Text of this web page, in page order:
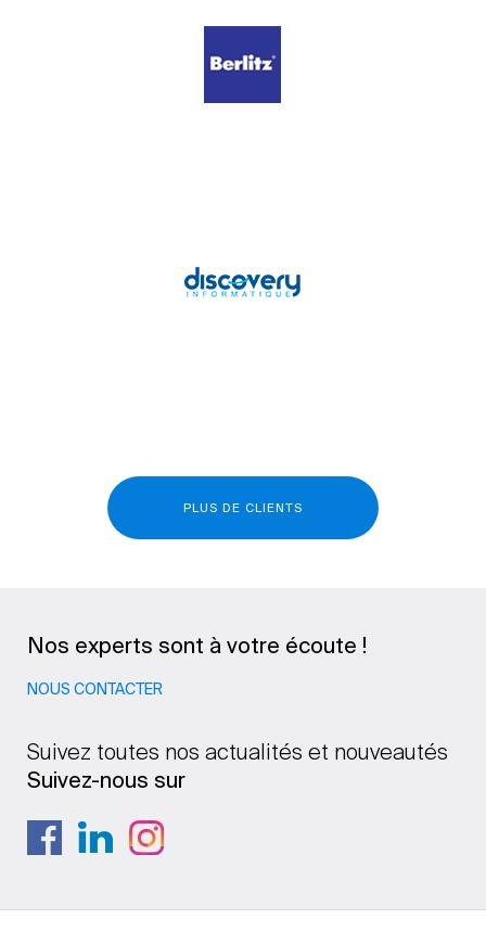
PLUS DE CLIENTS
Nos experts sont à votre écoute !
NOUS CONTACTER
Suivez toutes nos actualités et nouveautés
Suivez-nous sur